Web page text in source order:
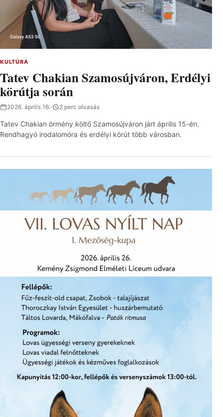
KULTÚRA
Tatev Chakian Szamosújváron, Erdélyi
körútja során
2026. április 16.· 2 perc olvasás
Tatev Chakian örmény költő Szamosújváron járt április 15-én.
Rendhagyó irodalomóra és erdélyi körút több városban.